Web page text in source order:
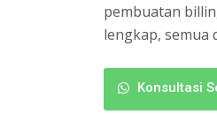
pembuatan
lengkap, semua
Konsultasi